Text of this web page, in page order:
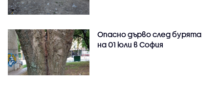
Опасно дърво след бурята
на 01 юли в София